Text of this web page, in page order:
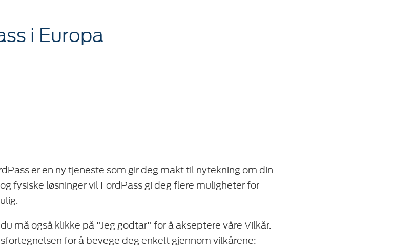
i Europa
er en ny tjeneste som gir deg makt til nytekning om din
fysiske løsninger vil FordPass gi deg flere muligheter for
må også klikke på "Jeg godtar" for å akseptere våre Vilkår.
for å bevege deg enkelt gjennom vilkårene: